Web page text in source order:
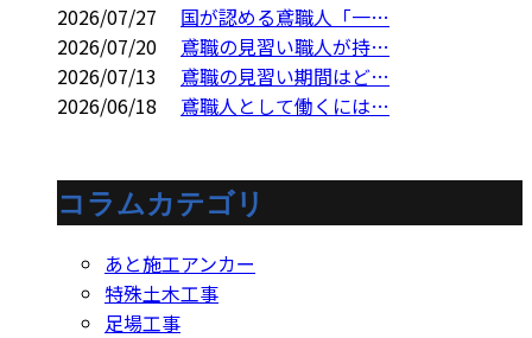
2026/07/27
国が認める鳶職人「一…
2026/07/20
鳶職の見習い職人が持…
2026/07/13
鳶職の見習い期間はど…
2026/06/18
鳶職人として働くには…
コラムカテゴリ
あと施工アンカー
特殊土木工事
足場工事